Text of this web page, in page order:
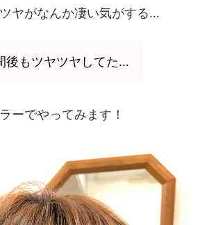
ヤがなんか凄い気がする…
後もツヤツヤしてた…
ーでやってみます！